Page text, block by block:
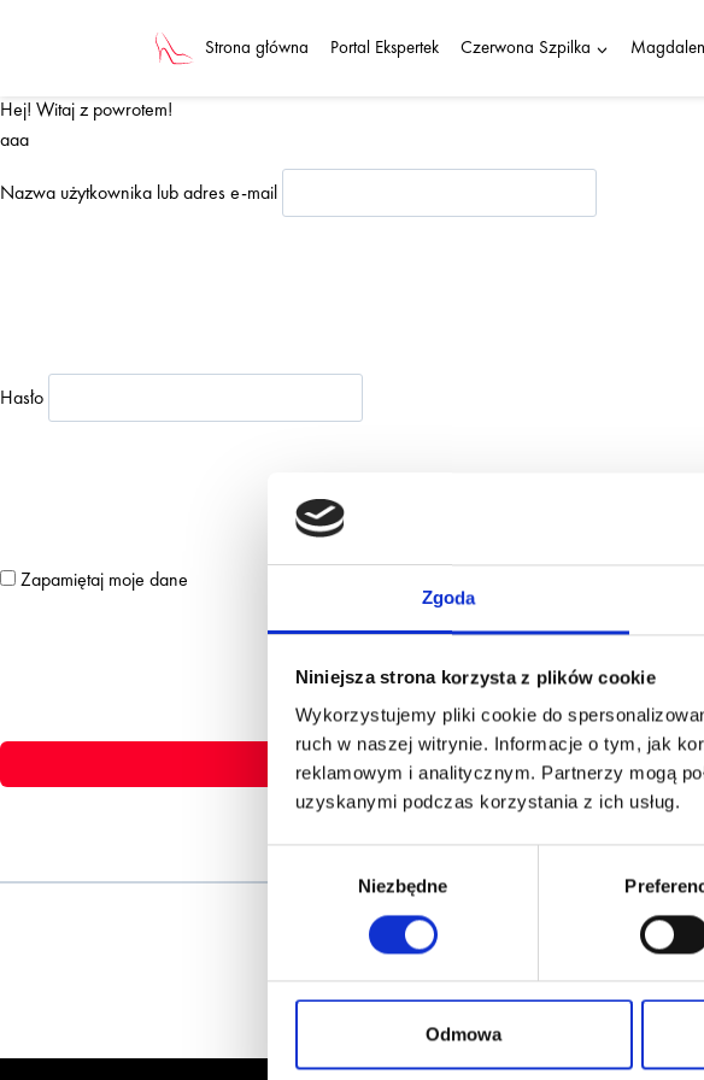
Zgoda
Niniejsza strona korzysta z plików cookie
Wykorzystujemy pliki cookie do
ruch w naszej witrynie. Informacje o tym, jak
reklamowym i analitycznym. Partnerzy mogą
uzyskanymi podczas korzystania z ich usług.
zgody
Niezbędne
Odmowa
Strona główna Portal Ekspertek Czerwona Szpilka
Hej! Witaj z powrotem!
aaa
Nazwa użytkownika lub adres e-mail
Hasło
Zapamiętaj moje dane
Nie